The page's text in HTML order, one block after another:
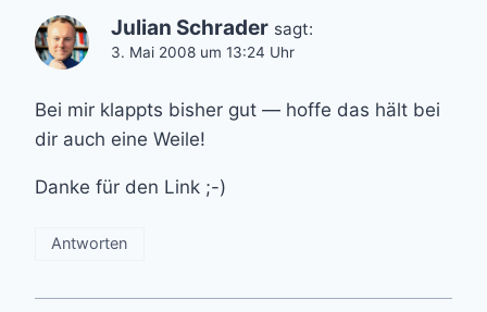
Julian Schrader sagt:
3. Mai 2008 um 13:24 Uhr
Bei mir klappts bisher gut — hoffe das hält bei
dir auch eine Weile!
Danke für den Link ;-)
Antworten